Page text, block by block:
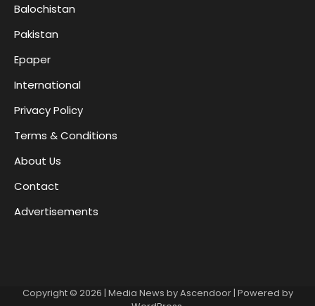
Balochistan
Pakistan
Epaper
International
Privacy Policy
Terms & Conditions
About Us
Contact
Advertisements
Copyright © 2026 | Media News byAscendoor| Powered by